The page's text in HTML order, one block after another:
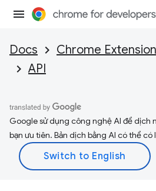
Docs Chrome
API
Google sử dụng công nghệ AI để dịch
bạn ưu tiên. Bản dịch bằng AI có thể có